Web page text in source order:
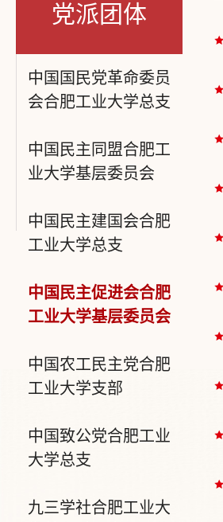
党派团体
中国国民党革命委员
会合肥工业大学总支
中国民主同盟合肥工
业大学基层委员会
中国民主建国会合肥
工业大学总支
中国民主促进会合肥
工业大学基层委员会
中国农工民主党合肥
工业大学支部
中国致公党合肥工业
大学总支
九三学社合肥工业大